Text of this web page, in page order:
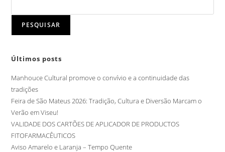
PESQUISAR
Últimos posts
Manhouce Cultural promove o convívio e a continuidade das
tradições
Feira de São Mateus 2026: Tradição, Cultura e Diversão Marcam o
Verão em Viseu!
VALIDADE DOS CARTÕES DE APLICADOR DE PRODUCTOS
FITOFARMACÊUTICOS
Aviso Amarelo e Laranja – Tempo Quente